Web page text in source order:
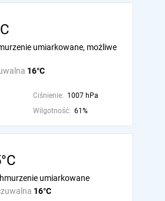
16°C
umiarkowane, możliwe
Ciśnienie: 1007 hPa
Wilgotność: 61%
16°C
umiarkowane